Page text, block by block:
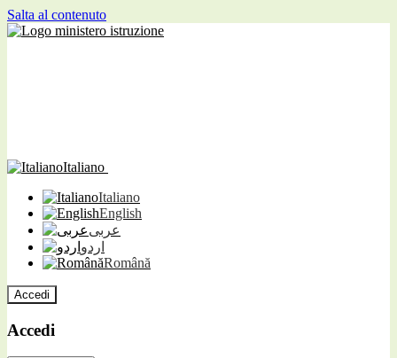
Salta al contenuto
Italiano
Italiano
English
عربى
اردو
Română
Accedi
Accedi